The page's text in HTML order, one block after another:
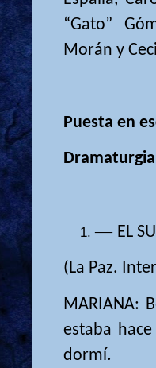
“Gato”
Morán y
Puesta en
Dramaturgia
— EL
(La Paz.
MARIANA:
estaba
dormí.